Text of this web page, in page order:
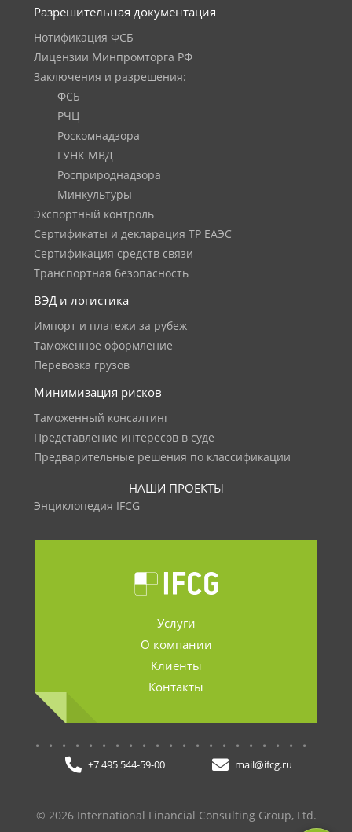
Разрешительная документация
Нотификация ФСБ
Лицензии Минпромторга РФ
Заключения и разрешения:
ФСБ
РЧЦ
Роскомнадзора
ГУНК МВД
Росприроднадзора
Минкультуры
Экспортный контроль
Сертификаты и декларация ТР ЕАЭС
Сертификация средств связи
Транспортная безопасность
ВЭД и логистика
Импорт и платежи за рубеж
Таможенное оформление
Перевозка грузов
Минимизация рисков
Таможенный консалтинг
Представление интересов в суде
Предварительные решения по классификации
НАШИ ПРОЕКТЫ
Энциклопедия IFCG
Услуги
О компании
Клиенты
Контакты
+7 495 544-59-00 mail@ifcg.ru
© 2026 International Financial Consulting Group, Ltd.